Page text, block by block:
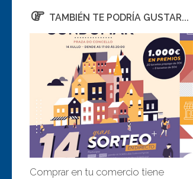
TAMBIÉN TE PODRÍA GUSTAR...
Comprar en tu comercio tiene